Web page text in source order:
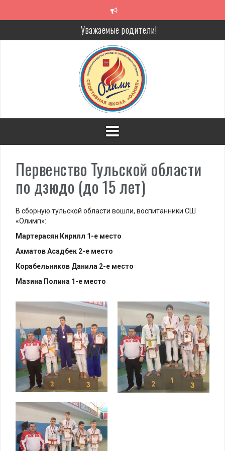
Уважаемые родители!
Алкоголь — путь в никуда
Решение спора без суда
Проголосуй за объекты благоустройства!
Первенство Тульской области
по дзюдо (до 15 лет)
В сборную тульской области вошли, воспитанники СШ
«Олимп»:
Мартерасян Кирилл 1-е место
Ахматов Асадбек 2-е место
Корабельников Данила 2-е место
Мазина Полина 1-е место